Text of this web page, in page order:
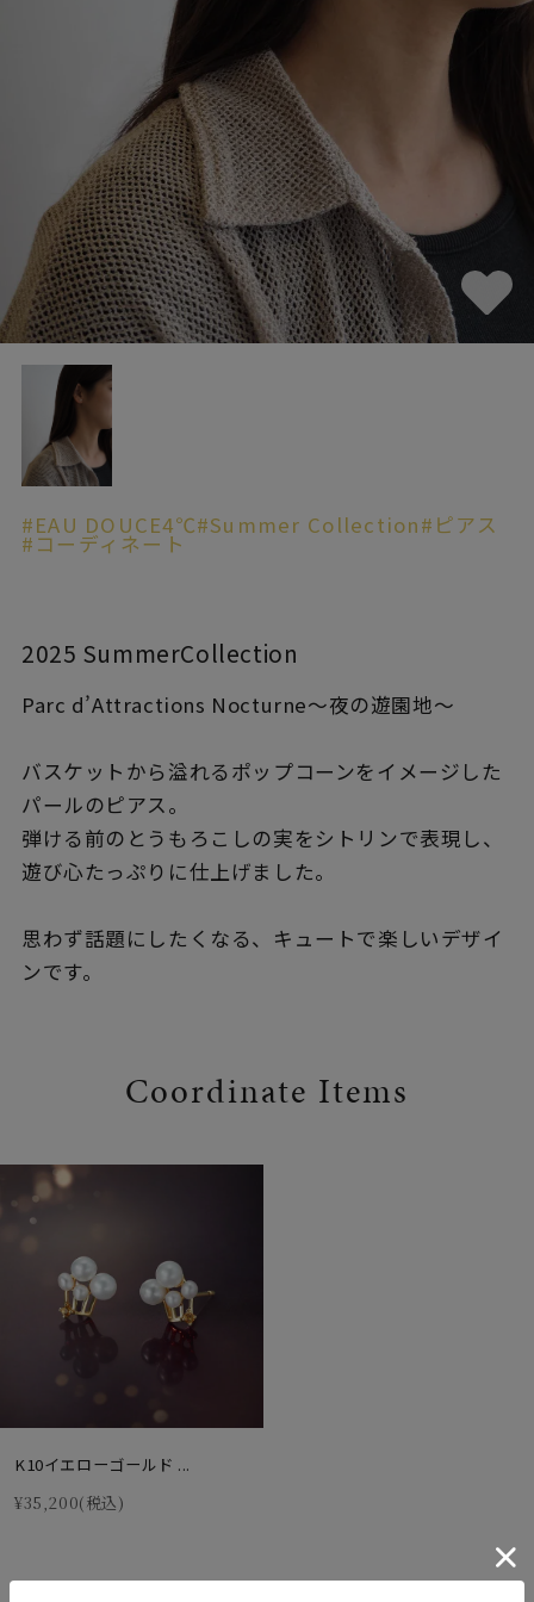
誕生石
モチーフ
ファッションテイス
ト
着用シーン
レディース
～
メンズ
リングサイズ
～
価格 ¥0
#EAU DOUCE4℃#Summer Collection#ピアス
#コーディネート
2025 SummerCollection
Parc d’Attractions Nocturne〜夜の遊園地〜
バスケットから溢れるポップコーンをイメージした
パールのピアス。
弾ける前のとうもろこしの実をシトリンで表現し、
遊び心たっぷりに仕上げました。
思わず話題にしたくなる、キュートで楽しいデザイ
ンです。
Coordinate Items
K10イエローゴールド ...
¥35,200(税込)